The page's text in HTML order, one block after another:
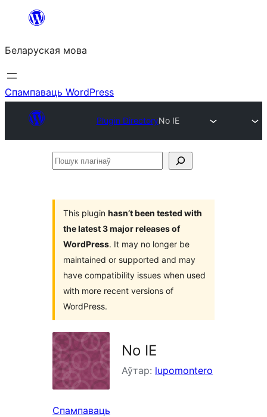
Перайсці
змесціва
Беларуская мова
Спампаваць WordPress
Plugin DirectoryNo IE
Пошук
This plugin hasn’t been tested with
the latest 3 major releases of
WordPress. It may no longer be
maintained or supported and may
have compatibility issues when used
with more recent versions of
WordPress.
No IE
Аўтар: lupomontero
Спампаваць